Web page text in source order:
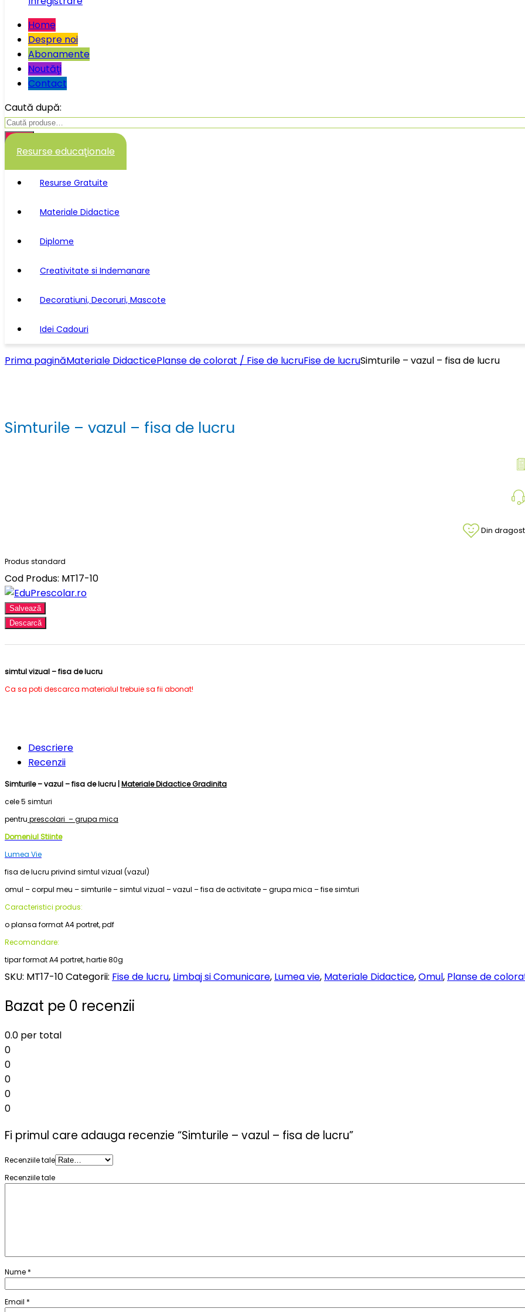
Home
Despre noi
Abonamente
Noutăţi
Contact
Caută după:
Caută
Resurse educaţionale
Resurse Gratuite
Materiale Didactice
Diplome
Creativitate si Indemanare
Decoratiuni, Decoruri, Mascote
Idei Cadouri
Prima paginăMateriale DidacticePlanse de colorat / Fise de lucruFise de lucruSimturile – vazul – fisa de lucru
Simturile – vazul – fisa de lucru
Din
Produs standard
Cod Produs: MT17-10
Salvează
Descarcă
simtul vizual – fisa de lucru
Ca sa poti descarca materialul trebuie sa fii abonat!
Descriere
Recenzii
Simturile – vazul – fisa de lucru | Materiale Didactice Gradinita
cele 5 simturi
pentru prescolari – grupa mica
Domeniul Stiinte
Lumea Vie
fisa de lucru privind simtul vizual (vazul)
omul – corpul meu – simturile – simtul vizual – vazul – fisa de activitate – grupa mica – fise simturi
Caracteristici produs:
o plansa format A4 portret, pdf
Recomandare:
tipar format A4 portret, hartie 80g
SKU: MT17-10Categorii: Fise de lucru, Limbaj si Comunicare, Lumea vie, Materiale Didactice,Omul, Planse de
Bazat pe 0 recenzii
0.0 per total
0
0
0
0
0
Fi primul care adauga recenzie “Simturile – vazul – fisa de lucru”
Recenziile tale
Recenziile tale
Nume *
Email *